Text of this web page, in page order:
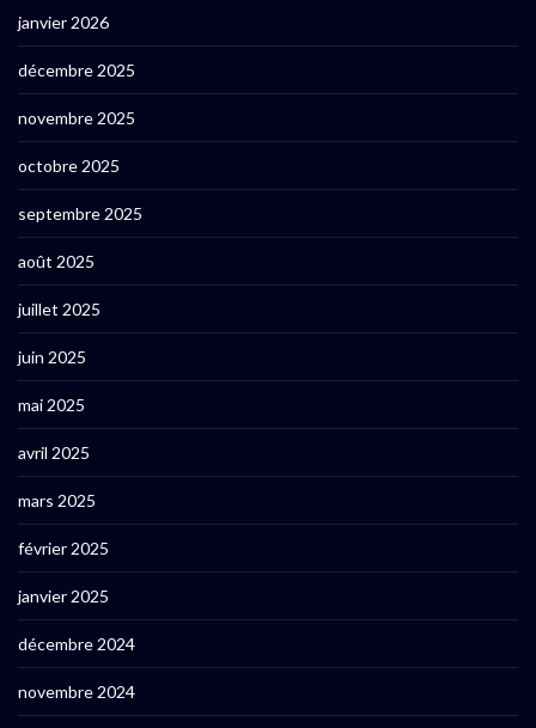
janvier 2026
décembre 2025
novembre 2025
octobre 2025
septembre 2025
août 2025
juillet 2025
juin 2025
mai 2025
avril 2025
mars 2025
février 2025
janvier 2025
décembre 2024
novembre 2024